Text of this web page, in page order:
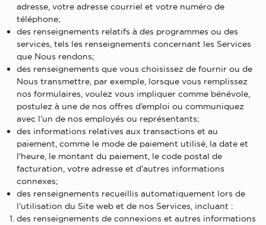
adresse, votre adresse courriel et votre numéro de
téléphone;
des renseignements relatifs à des programmes ou des
services, tels les renseignements concernant les Services
que Nous rendons;
des renseignements que vous choisissez de fournir ou de
Nous transmettre, par exemple, lorsque vous remplissez
nos formulaires, voulez vous impliquer comme bénévole,
postulez à une de nos offres d’emploi ou communiquez
avec l’un de nos employés ou représentants;
des informations relatives aux transactions et au
paiement, comme le mode de paiement utilisé, la date et
l'heure, le montant du paiement, le code postal de
facturation, votre adresse et d'autres informations
connexes;
des renseignements recueillis automatiquement lors de
l’utilisation du Site web et de nos Services, incluant :
des renseignements de connexions et autres informations